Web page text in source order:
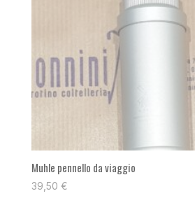
Muhle pennello da viaggio
39,50 €